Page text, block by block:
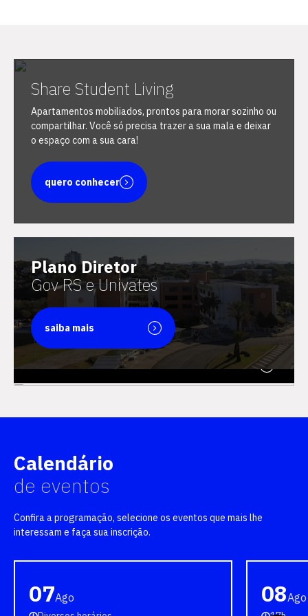
Share Student Living
Apartamentos mobiliados, prontos para morar sozinho ou
compartilhar. Você só precisa trazer a sua mala e deixar
o espaço com a sua cara!
quero conhecer
Plano Diretor
Gov RS e Univates
saiba mais
Calendário
de eventos
Confira a programação, selecione os eventos que mais lhe
interessam e faça sua inscrição.
07Ago 08Ago
Escolha a vaga que você
quer concorrer:
vagas para início de curso
vagas a partir do 2º ano de curso